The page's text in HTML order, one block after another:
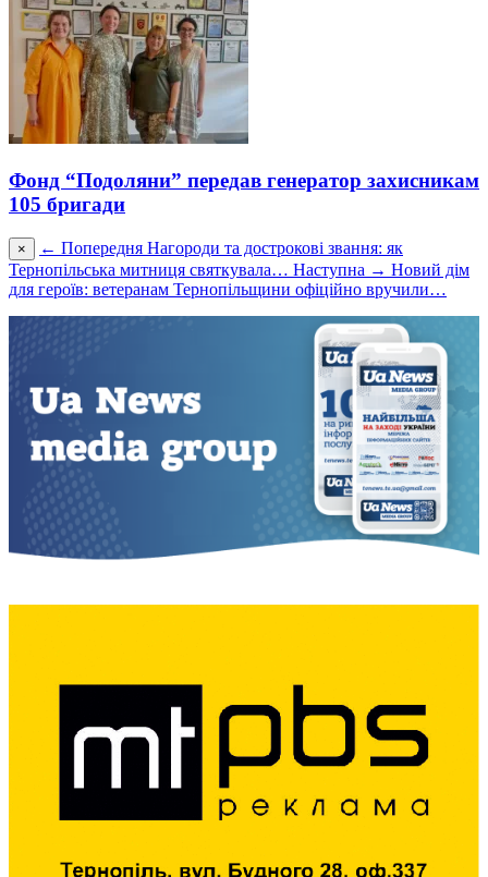
Фонд “Подоляни” передав генератор захисникам
105 бригади
× ← Попередня Нагороди та дострокові звання: як
Тернопільська митниця святкувала… Наступна → Новий дім
для героїв: ветеранам Тернопільщини офіційно вручили…